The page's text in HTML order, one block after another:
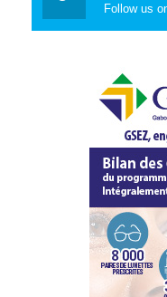
Follow us